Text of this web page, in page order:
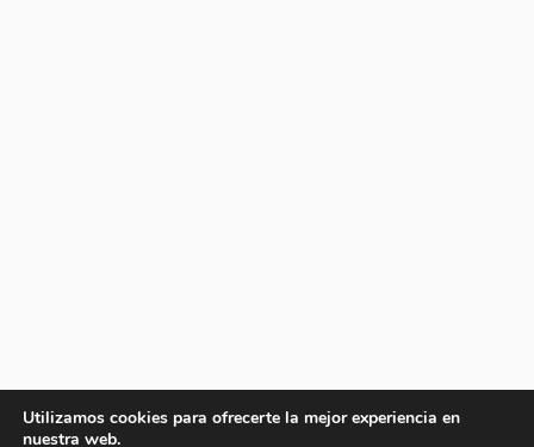
Utilizamos cookies para ofrecerte la mejor experiencia en
nuestra web.